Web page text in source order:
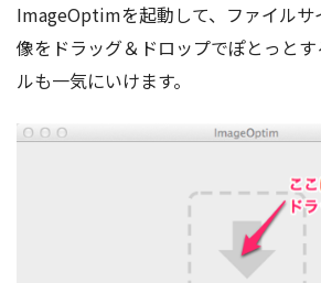
ImageOptimを起動して、ファイルサ
像をドラッグ＆ドロップでぽとっと
ルも一気にいけます。